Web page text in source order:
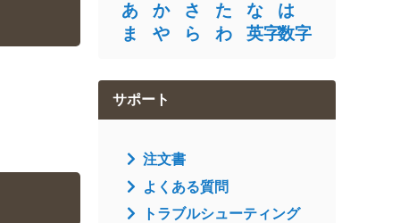
あ か さ た な
は
ま
や ら わ 英字数字
サポート
注文書
よくある質問
トラブルシューティング